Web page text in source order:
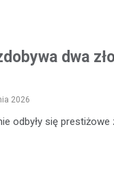
dwa
2026
odbyły się